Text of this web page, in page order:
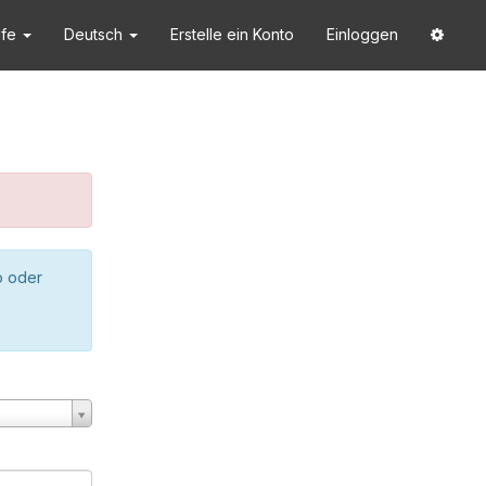
Deutsch Erstelle ein Konto Einloggen
oder